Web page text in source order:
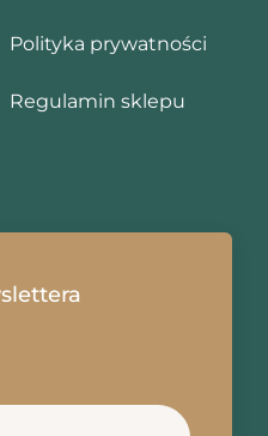
Polityka prywatności
Regulamin sklepu